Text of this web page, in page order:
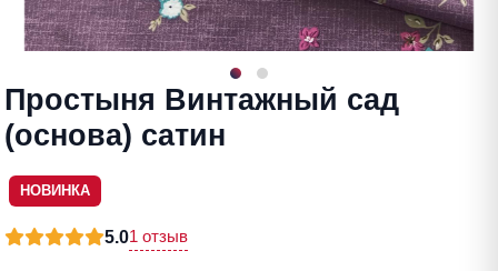
Простыня Винтажный сад
(основа) сатин
НОВИНКА
5.01 отзыв